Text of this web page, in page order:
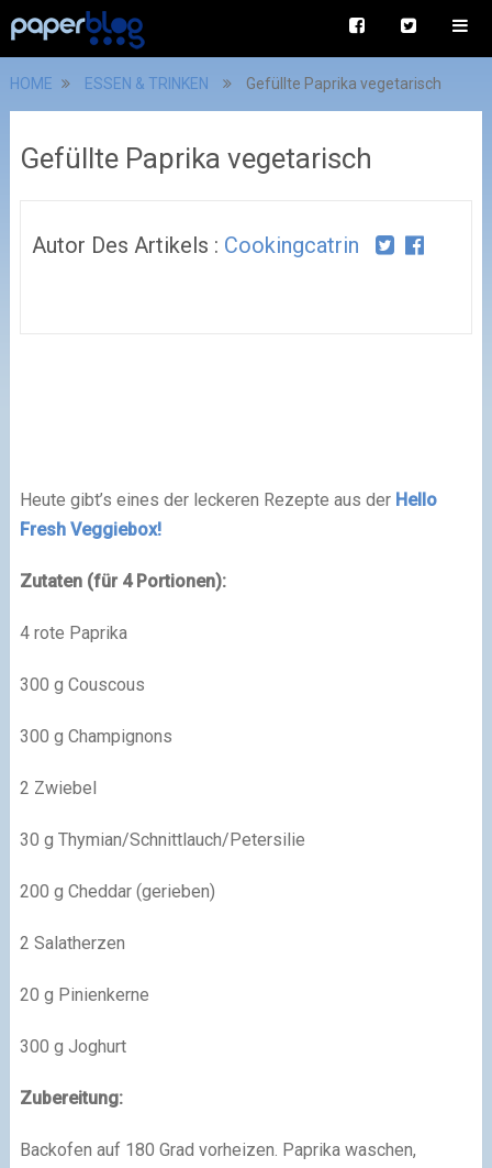
HOME ESSEN & TRINKEN Gefüllte Paprika vegetarisch
Gefüllte Paprika vegetarisch
Autor Des Artikels : Cookingcatrin
Heute gibt’s eines der leckeren Rezepte aus der Hello
Fresh Veggiebox!
Zutaten (für 4 Portionen):
4 rote Paprika
300 g Couscous
300 g Champignons
2 Zwiebel
30 g Thymian/Schnittlauch/Petersilie
200 g Cheddar (gerieben)
2 Salatherzen
20 g Pinienkerne
300 g Joghurt
Zubereitung:
Backofen auf 180 Grad vorheizen. Paprika waschen,